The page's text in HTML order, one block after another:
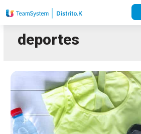
deportes